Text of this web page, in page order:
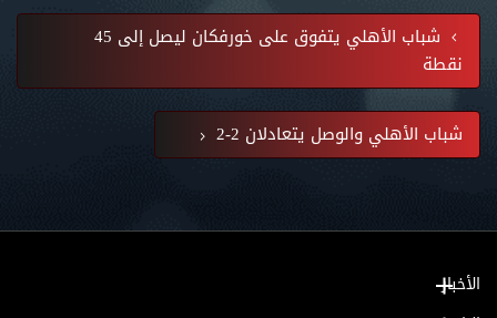
شباب الأهلي يتفوق على خورفكان ليصل إلى 45
نقطة
شباب الأهلي والوصل يتعادلان 2-2
الأخبار